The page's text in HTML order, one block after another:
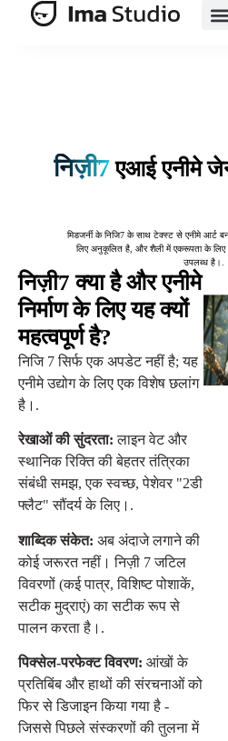
निज़ी7एआई एनीमे
मिडजर्नी के निजि7 के साथ टेक्स्ट से एनीमे आर्ट
लिए अनुकूलित है, और शैली में एकरूपता के लिए
उपलब्ध है।.
निज़ी7 क्या है और एनीमे
निर्माण के लिए यह क्यों
महत्वपूर्ण है?
निजि 7 सिर्फ एक अपडेट नहीं है; यह
एनीमे उद्योग के लिए एक विशेष छलांग
है।.
रेखाओं की सुंदरता: लाइन वेट और
स्थानिक रिक्ति की बेहतर तंत्रिका
संबंधी समझ, एक स्वच्छ, पेशेवर "2डी
फ्लैट" सौंदर्य के लिए।.
शाब्दिक संकेत: अब अंदाजे लगाने की
कोई जरूरत नहीं। निज़ी 7 जटिल
विवरणों (कई पात्र, विशिष्ट पोशाकें,
सटीक मुद्राएं) का सटीक रूप से
पालन करता है।.
पिक्सेल-परफेक्ट विवरण: आंखों के
प्रतिबिंब और हाथों की संरचनाओं को
फिर से डिजाइन किया गया है -
जिससे पिछले संस्करणों की तुलना में